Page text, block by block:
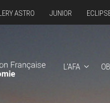
L'AFA
ASTRO JUNIOR